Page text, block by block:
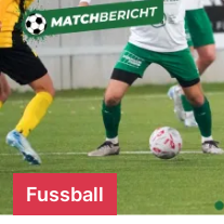
Fussball